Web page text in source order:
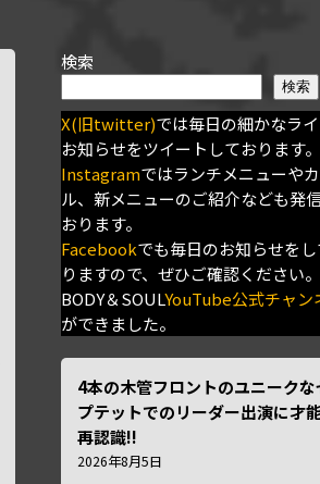
検索
検索
X(旧twitter)では毎日の細かなラ
お知らせをツイートしております。
Instagramではランチメニューや
ル、新メニューのご紹介なども発
おります。
Facebookでも毎日のお知らせを
りますので、ぜひご確認ください。
BODY＆SOULYouTube公式チャン
ができました。
4本の木管フロントのユニークな
プテットでのリーダー出演に才
再認識!!
2026年8月5日